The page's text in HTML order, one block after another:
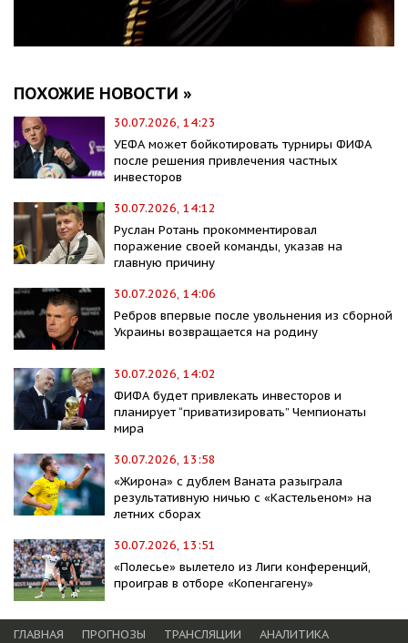
ПОХОЖИЕ НОВОСТИ »
30.07.2026, 14:23
УЕФА может бойкотировать турниры ФИФА
после решения привлечения частных
инвесторов
30.07.2026, 14:12
Руслан Ротань прокомментировал
поражение своей команды, указав на
главную причину
30.07.2026, 14:06
Ребров впервые после увольнения из сборной
Украины возвращается на родину
30.07.2026, 14:02
ФИФА будет привлекать инвесторов и
планирует “приватизировать” Чемпионаты
мира
30.07.2026, 13:58
«Жирона» с дублем Ваната разыграла
результативную ничью с «Кастельеном» на
летних сборах
30.07.2026, 13:51
«Полесье» вылетело из Лиги конференций,
проиграв в отборе «Копенгагену»
ГЛАВНАЯ ПРОГНОЗЫ ТРАНСЛЯЦИИ
АНАЛИТИКА